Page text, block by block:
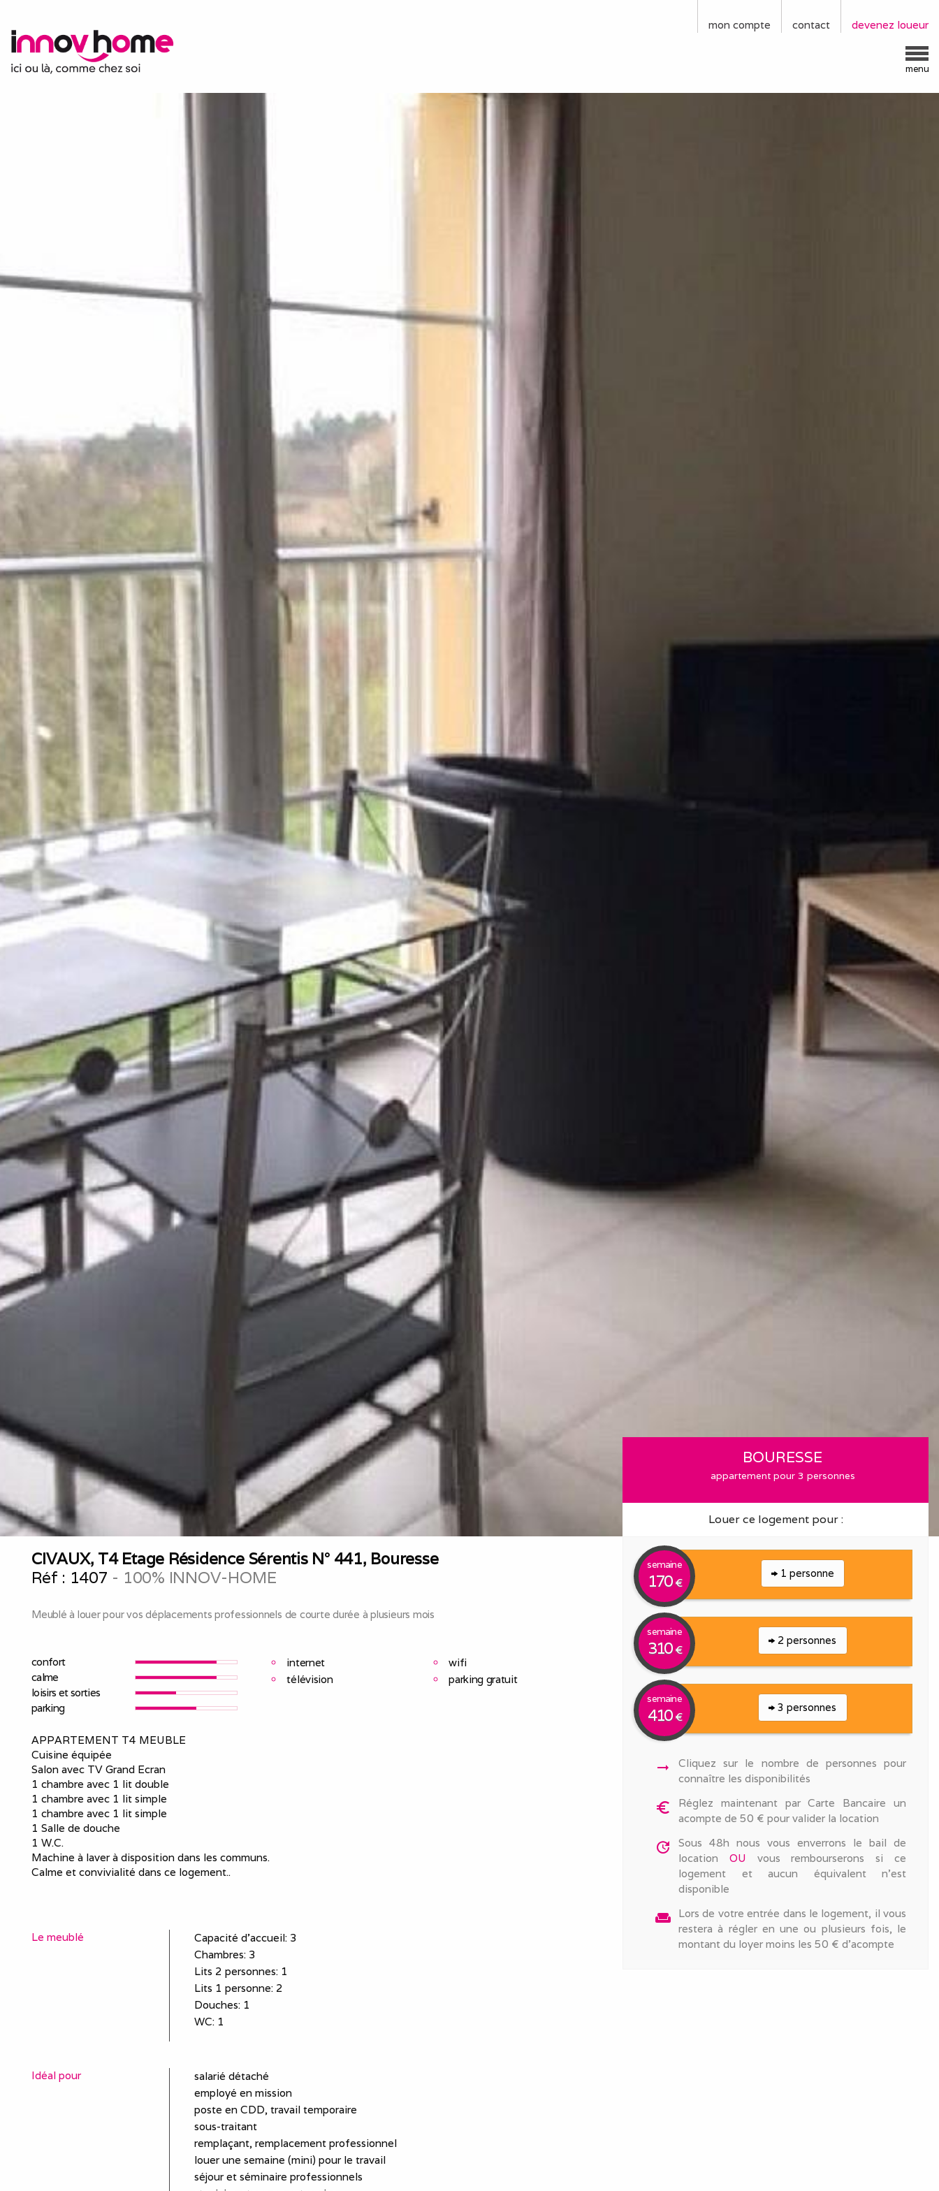
devenez loueur
contact
mon compte
menu
BOURESSE
appartement pour 3 personnes
Louer ce logement pour :
1 personne
semaine
170 €
2 personnes
semaine
310 €
3 personnes
semaine
410 €
arrow_right_alt
Cliquez sur le nombre de personnes pour
connaître les disponibilités
euro_symbol
Réglez maintenant par Carte Bancaire un
acompte de 50 € pour valider la location
update
Sous 48h nous vous enverrons le bail de
location OU vous rembourserons si ce
logement et aucun équivalent n'est
disponible
weekend
Lors de votre entrée dans le logement, il vous
restera à régler en une ou plusieurs fois, le
montant du loyer moins les 50 € d'acompte
CIVAUX, T4 Etage Résidence Sérentis N° 441, Bouresse
Réf : 1407 - 100% INNOV-HOME
Meublé à louer pour vos déplacements professionnels de courte durée à plusieurs mois
confort
calme
loisirs et sorties
parking
internet
wifi
télévision
parking gratuit
APPARTEMENT T4 MEUBLE
Cuisine équipée
Salon avec TV Grand Ecran
1 chambre avec 1 lit double
1 chambre avec 1 lit simple
1 chambre avec 1 lit simple
1 Salle de douche
1 W.C.
Machine à laver à disposition dans les communs.
Calme et convivialité dans ce logement..
Le meublé Capacité d'accueil: 3
Chambres: 3
Lits 2 personnes: 1
Lits 1 personne: 2
Douches: 1
WC: 1
Idéal pour
salarié détaché
employé en mission
poste en CDD, travail temporaire
sous-traitant
remplaçant, remplacement professionnel
louer une semaine (mini) pour le travail
séjour et séminaire professionnels